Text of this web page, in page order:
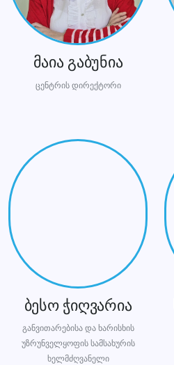
მაია გაბუნია
ცენტრის დირექტორი
ბესო ჭიღვარია
განვითარებისა და ხარისხის
უზრუნველყოფის სამსახურის
ხელმძღვანელი